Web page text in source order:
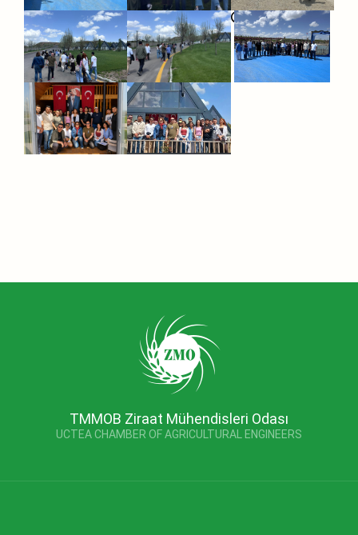
TMMOB Ziraat Mühendisleri Odası
UCTEA CHAMBER OF AGRICULTURAL ENGINEERS